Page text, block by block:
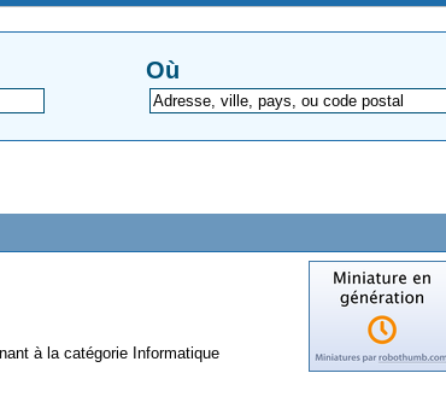
Où
à la catégorie Informatique